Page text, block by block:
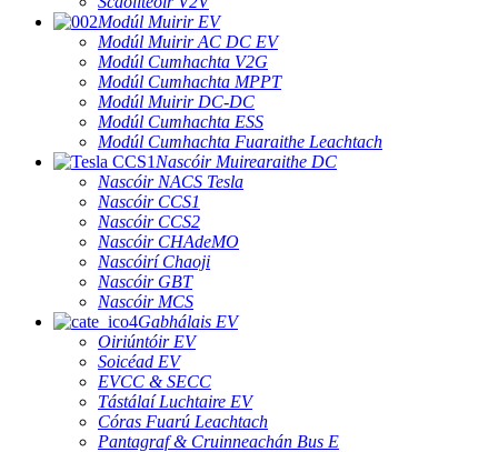
Modúl Muirir EV
Modúl Muirir AC DC EV
Modúl Cumhachta V2G
Modúl Cumhachta MPPT
Modúl Muirir DC-DC
Modúl Cumhachta ESS
Modúl Cumhachta Fuaraithe Leachtach
Nascóir Muirearaithe DC
Nascóir NACS Tesla
Nascóir CCS1
Nascóir CCS2
Nascóir CHAdeMO
Nascóirí Chaoji
Nascóir GBT
Nascóir MCS
Gabhálais EV
Oiriúntóir EV
Soicéad EV
EVCC & SECC
Tástálaí Luchtaire EV
Córas Fuarú Leachtach
Pantagraf & Cruinneachán Bus E